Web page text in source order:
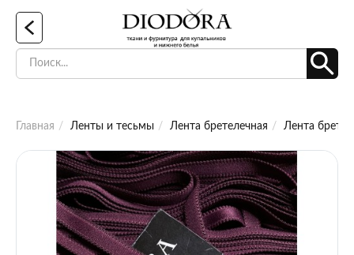
Главная Ленты и тесьмы Лента бретелечная Лента